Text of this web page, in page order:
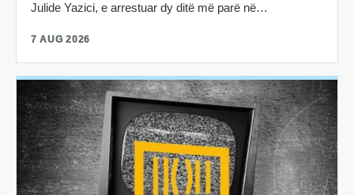
Julide Yazici, e arrestuar dy ditë më parë në…
7 AUG 2026